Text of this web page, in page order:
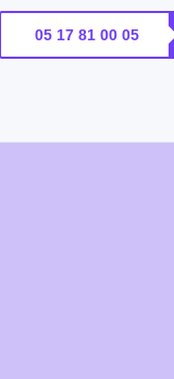
05 17 81 00 05